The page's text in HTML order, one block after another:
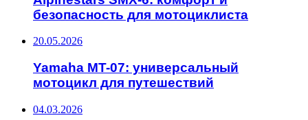
безопасность для мотоциклиста
20.05.2026
Yamaha MT-07: универсальный
мотоцикл для путешествий
04.03.2026